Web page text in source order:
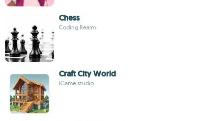
Chess
Coding Realm
Craft City World
iGame studio